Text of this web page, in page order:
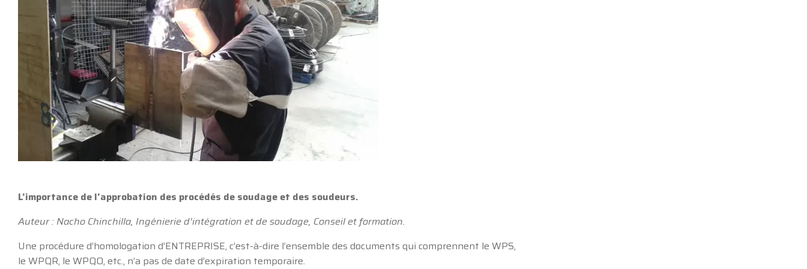
L’importance de l’approbation des procédés de soudage et des soudeurs.
Auteur : Nacho Chinchilla, Ingénierie d’intégration et de soudage, Conseil et formation.
Une procédure d’homologation d’ENTREPRISE, c’est-à-dire l’ensemble des documents qui comprennent le WPS,
le WPQR, le WPQO, etc., n’a pas de date d’expiration temporaire.